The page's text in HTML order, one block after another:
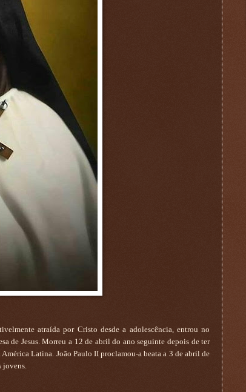
atraída por Cristo desde a adolescência, entrou no
de Jesus. Morreu a 12 de abril do ano seguinte depois de ter
Latina. João Paulo II proclamou-a beata a 3 de abril de
jovens.